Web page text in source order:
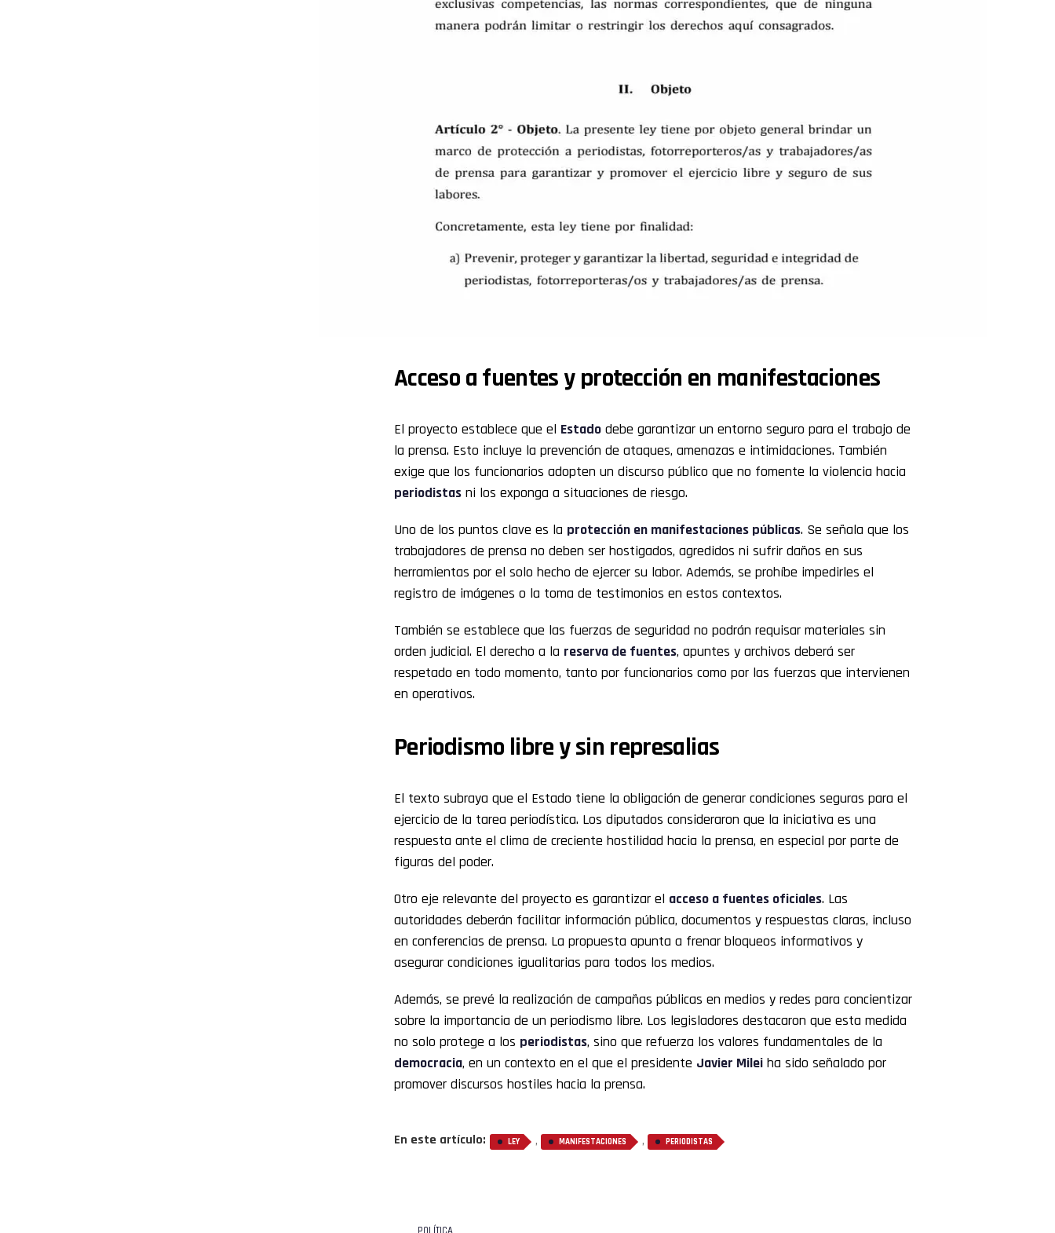
Acceso a fuentes y protección en manifestaciones
El proyecto establece que el Estado debe garantizar un entorno seguro para el trabajo de
la prensa. Esto incluye la prevención de ataques, amenazas e intimidaciones. También
exige que los funcionarios adopten un discurso público que no fomente la violencia hacia
periodistas ni los exponga a situaciones de riesgo.
Uno de los puntos clave es la protección en manifestaciones públicas. Se señala que los
trabajadores de prensa no deben ser hostigados, agredidos ni sufrir daños en sus
herramientas por el solo hecho de ejercer su labor. Además, se prohíbe impedirles el
registro de imágenes o la toma de testimonios en estos contextos.
También se establece que las fuerzas de seguridad no podrán requisar materiales sin
orden judicial. El derecho a la reserva de fuentes, apuntes y archivos deberá ser
respetado en todo momento, tanto por funcionarios como por las fuerzas que intervienen
en operativos.
Periodismo libre y sin represalias
El texto subraya que el Estado tiene la obligación de generar condiciones seguras para el
ejercicio de la tarea periodística. Los diputados consideraron que la iniciativa es una
respuesta ante el clima de creciente hostilidad hacia la prensa, en especial por parte de
figuras del poder.
Otro eje relevante del proyecto es garantizar el acceso a fuentes oficiales. Las
autoridades deberán facilitar información pública, documentos y respuestas claras, incluso
en conferencias de prensa. La propuesta apunta a frenar bloqueos informativos y
asegurar condiciones igualitarias para todos los medios.
Además, se prevé la realización de campañas públicas en medios y redes para concientizar
sobre la importancia de un periodismo libre. Los legisladores destacaron que esta medida
no solo protege a los periodistas, sino que refuerza los valores fundamentales de la
democracia, en un contexto en el que el presidente Javier Milei ha sido señalado por
promover discursos hostiles hacia la prensa.
En este artículo: LEY , MANIFESTACIONES , PERIODISTAS